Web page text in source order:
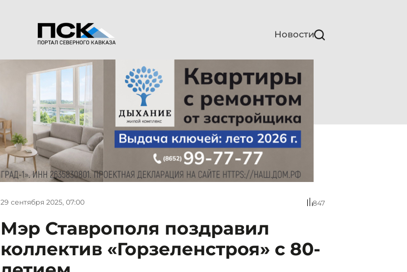
Новости
29 сентября 2025, 07:00 847
Мэр Ставрополя поздравил
коллектив «Горзеленстроя» с 80-